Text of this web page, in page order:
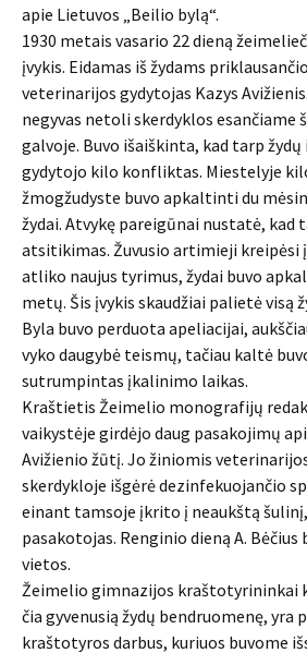
apie Lietuvos „Beilio bylą“.
1930 metais vasario 22 dieną
įvykis. Eidamas iš žydams
veterinarijos gydytojas Kazys
negyvas netoli skerdyklos esančiame
galvoje. Buvo išaiškinta, kad tarp
gydytojo kilo konfliktas. Miestelyje
žmogžudyste buvo apkaltinti du
žydai. Atvykę pareigūnai nustatė, kad
atsitikimas. Žuvusio artimieji kreipėsi
atliko naujus tyrimus, žydai buvo
metų. Šis įvykis skaudžiai palietė visą
Byla buvo perduota apeliacijai,
vyko daugybė teismų, tačiau kaltė
sutrumpintas įkalinimo laikas.
Kraštietis Žeimelio monografijų
vaikystėje girdėjo daug pasakojimų
Avižienio žūtį. Jo žiniomis
skerdykloje išgėrė dezinfekuojančio
einant tamsoje įkrito į neaukštą
pasakotojas. Renginio dieną A.
vietos.
Žeimelio gimnazijos kraštotyrininkai
čia gyvenusią žydų bendruomenę, yra
kraštotyros darbus, kuriuos buvome